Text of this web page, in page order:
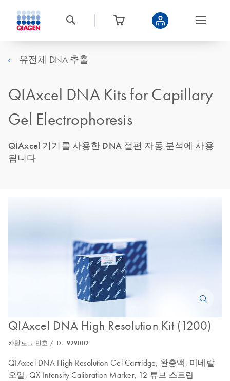
유전체 DNA 추출
QIAxcel DNA Kits for Capillary
Gel Electrophoresis
QIAxcel 기기를 사용한 DNA 절편 자동 분석에 사용
됩니다
QIAxcel DNA High Resolution Kit (1200)
카탈로그 번호 / ID. 929002
QIAxcel DNA High Resolution Gel Cartridge, 완충액, 미네랄
오일, QX Intensity Calibration Marker, 12-튜브 스트립